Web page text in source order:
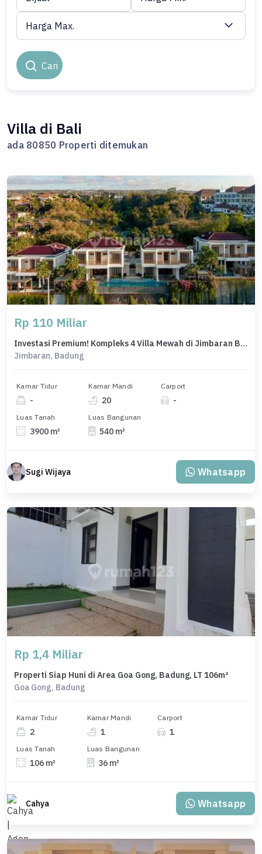
Cari
Harga Max.
Villa di Bali
ada 80850 Properti ditemukan
Rp 110 Miliar
Investasi Premium! Kompleks 4 Villa Mewah di Jimbaran Bali - View Eksotis & Fasilitas Lengkap
Jimbaran, Badung
Kamar Tidur
-
Kamar Mandi
20
Carport
-
Luas Tanah
3900 m²
Luas Bangunan
540 m²
Sugi Wijaya Whatsapp
Rp 1,4 Miliar
Properti Siap Huni di Area Goa Gong, Badung, LT 106m²
Goa Gong, Badung
Kamar Tidur
2
Kamar Mandi
1
Carport
1
Luas Tanah
106 m²
Luas Bangunan
36 m²
Cahya Whatsapp